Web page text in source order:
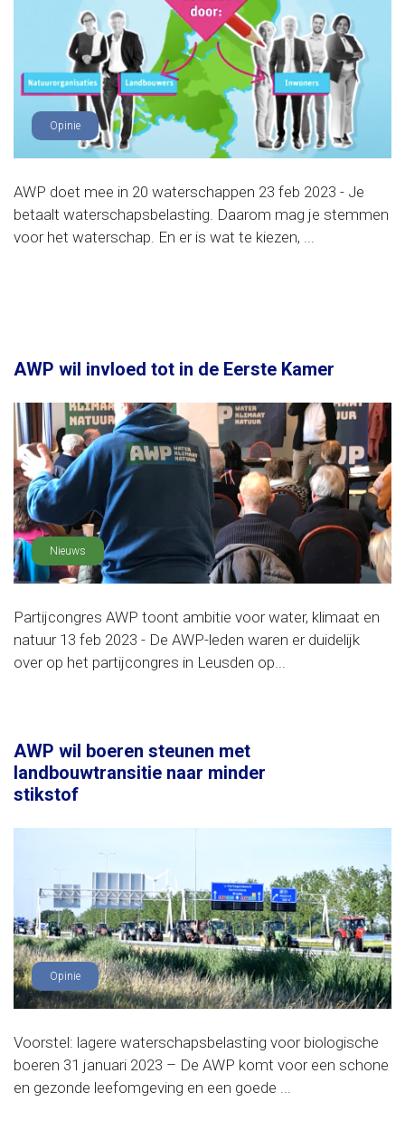
Opinie
AWP doet mee in 20 waterschappen 23 feb 2023 - Je
betaalt waterschapsbelasting. Daarom mag je stemmen
voor het waterschap. En er is wat te kiezen, ...
AWP wil invloed tot in de Eerste Kamer
Nieuws
Partijcongres AWP toont ambitie voor water, klimaat en
natuur 13 feb 2023 - De AWP-leden waren er duidelijk
over op het partijcongres in Leusden op...
AWP wil boeren steunen met
landbouwtransitie naar minder
stikstof
Opinie
Voorstel: lagere waterschapsbelasting voor biologische
boeren 31 januari 2023 – De AWP komt voor een schone
en gezonde leefomgeving en een goede ...